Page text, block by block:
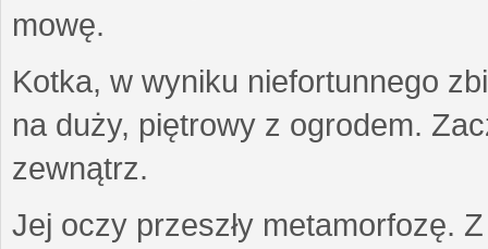
mowę.
Kotka, w wyniku niefortunnego
na duży, piętrowy z ogrodem.
zewnątrz.
Jej oczy przeszły metamorfozę.